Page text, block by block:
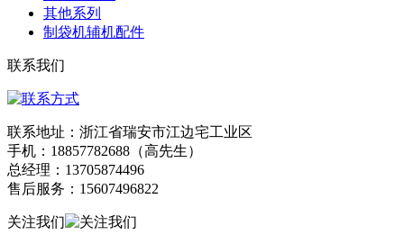
其他系列
制袋机辅机配件
联系我们
联系地址：浙江省瑞安市江边宅工业区
手机：18857782688（高先生）
总经理：13705874496
售后服务：15607496822
关注我们